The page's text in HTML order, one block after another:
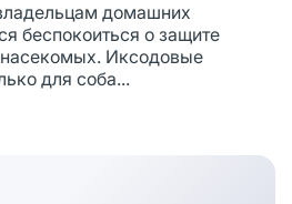
домашних
беспокоиться о защите
насекомых. Иксодовые
для соба...